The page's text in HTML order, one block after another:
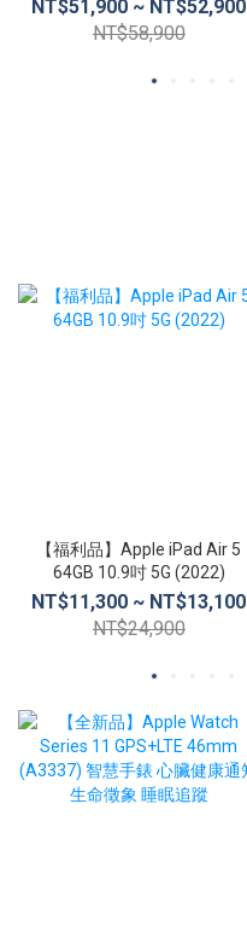
NT$51,900 ~ NT$52,900
NT$58,900
【福利品】Apple iPad Air 5
64GB 10.9吋 5G (2022)
NT$11,300 ~ NT$13,100
NT$24,900